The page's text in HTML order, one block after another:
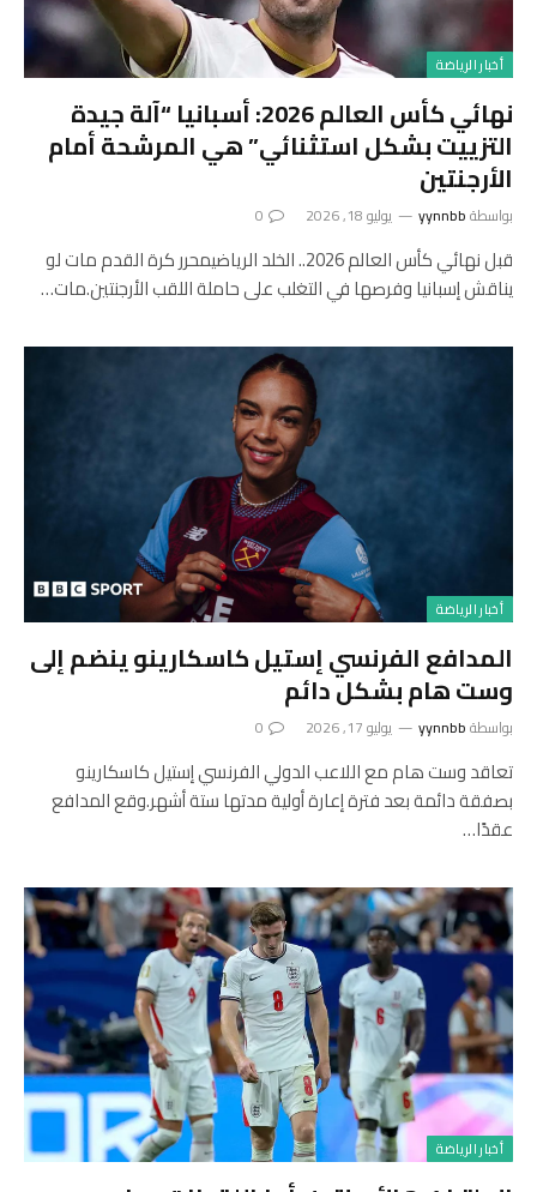
أخبار الرياضة
نهائي كأس العالم 2026: أسبانيا “آلة جيدة
التزييت بشكل استثنائي” هي المرشحة أمام
الأرجنتين
بواسطةyynnbb يوليو 18, 2026 0
قبل نهائي كأس العالم 2026.. الخلد الرياضيمحرر كرة القدم مات لو
يناقش إسبانيا وفرصها في التغلب على حاملة اللقب الأرجنتين.مات…
أخبار الرياضة
المدافع الفرنسي إستيل كاسكارينو ينضم إلى
وست هام بشكل دائم
بواسطةyynnbb يوليو 17, 2026 0
تعاقد وست هام مع اللاعب الدولي الفرنسي إستيل كاسكارينو
بصفقة دائمة بعد فترة إعارة أولية مدتها ستة أشهر.وقع المدافع
عقدًا…
أخبار الرياضة